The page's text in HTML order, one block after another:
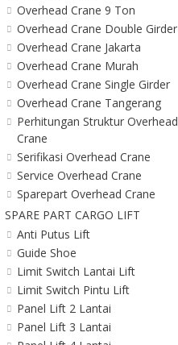
Overhead Crane 9 Ton
Overhead Crane Double Girder
Overhead Crane Jakarta
Overhead Crane Murah
Overhead Crane Single Girder
Overhead Crane Tangerang
Perhitungan Struktur Overhead
Crane
Serifikasi Overhead Crane
Service Overhead Crane
Sparepart Overhead Crane
SPARE PART CARGO LIFT
Anti Putus Lift
Guide Shoe
Limit Switch Lantai Lift
Limit Switch Pintu Lift
Panel Lift 2 Lantai
Panel Lift 3 Lantai